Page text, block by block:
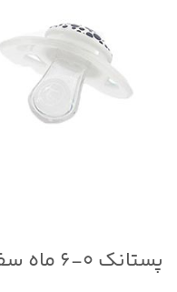
پستانک ۰-۶ ماه سفید و مشکی تویست شیک